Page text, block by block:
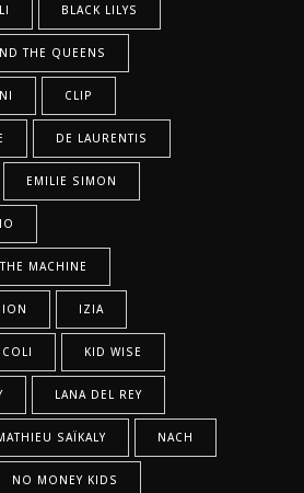
BLACK LILYS
THE QUEENS
CLIP
DE LAURENTIS
EMILIE SIMON
MACHINE
IZIA
KID WISE
LANA DEL REY
SAÏKALY NACH
NO MONEY KIDS